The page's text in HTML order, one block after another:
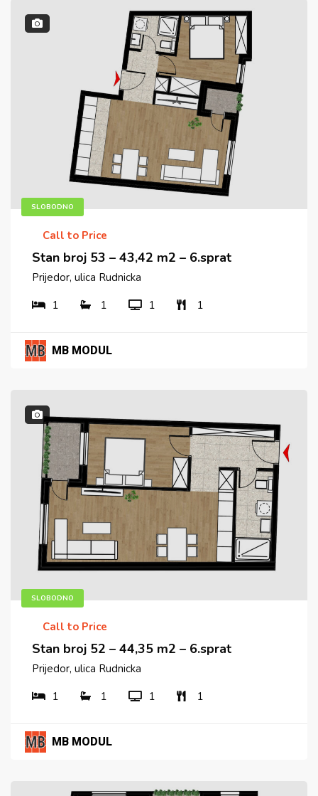
SLOBODNO
Call to Price
Stan broj 53 – 43,42 m2 – 6.sprat
Prijedor, ulica Rudnicka
1
1 1 1
MB MODUL
SLOBODNO
Call to Price
Stan broj 52 – 44,35 m2 – 6.sprat
Prijedor, ulica Rudnicka
1
1 1 1
MB MODUL